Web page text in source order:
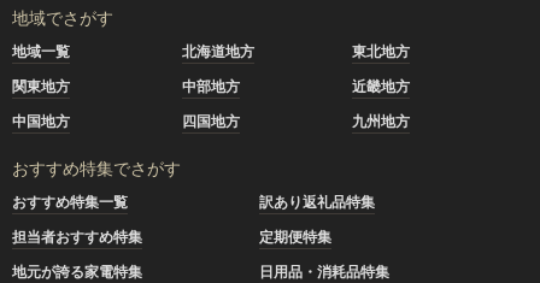
地域でさがす
地域一覧 北海道地方
東北地方
関東地方
中部地方
近畿地方
中国地方
四国地方 九州地方
おすすめ特集でさがす
おすすめ特集一覧
訳あり返礼品特集
担当者おすすめ特集
定期便特集
地元が誇る家電特集
日用品・消耗品特集